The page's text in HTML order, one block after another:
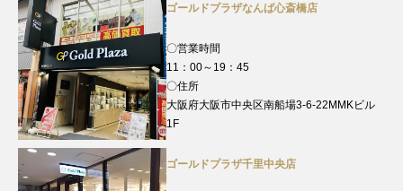
ゴールドプラザなんば心斎橋店
〇営業時間
11：00～19：45
〇住所
大阪府大阪市中央区南船場3-6-22MMKビル
1F
ゴールドプラザ千里中央店